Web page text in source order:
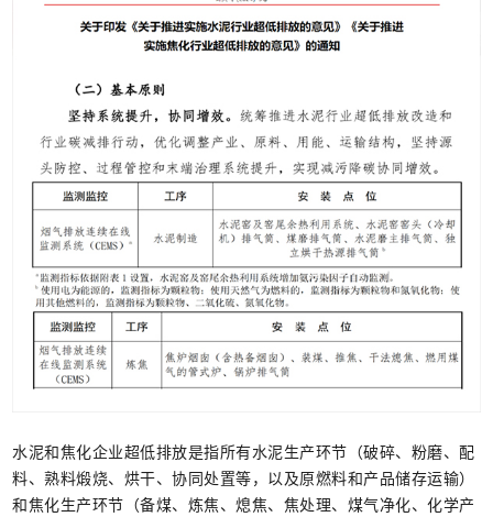
水泥和焦化企业超低排放是指所有水泥生产环节（破碎、粉磨、配
料、熟料煅烧、烘干、协同处置等，以及原燃料和产品储存运输）
和焦化生产环节（备煤、炼焦、熄焦、焦处理、煤气净化、化学产